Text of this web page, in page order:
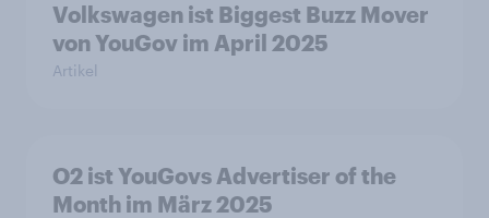
Volkswagen ist Biggest Buzz Mover
von YouGov im April 2025
Artikel
O2 ist YouGovs Advertiser of the
Month im März 2025